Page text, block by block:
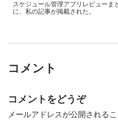
スケジュール管理アプリレビューま
に、私の記事が掲載された。
コメント
コメントをどうぞ
メールアドレスが公開されるこ